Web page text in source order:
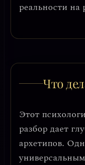
реальности
Что
Этот
разбор дает
архетипов.